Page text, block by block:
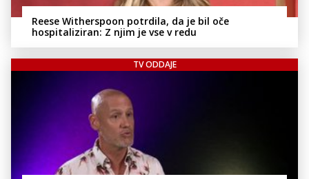
Reese Witherspoon potrdila, da je bil oče
hospitaliziran: Z njim je vse v redu
TV ODDAJE